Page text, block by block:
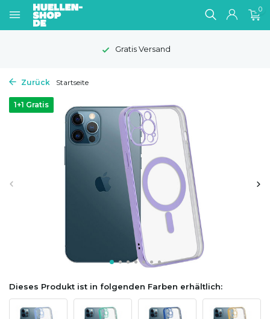
0
Gratis Versand
Zurück Startseite
1+1 Gratis
Dieses Produkt ist in folgenden Farben erhältlich: